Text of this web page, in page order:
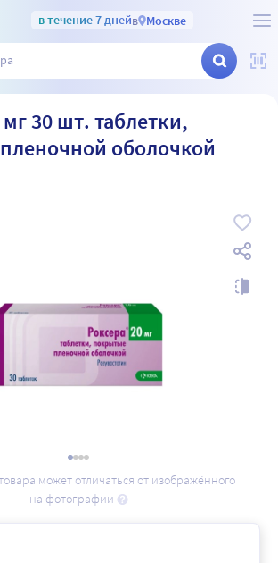
в течение 7 днейв Москве
мг 30 шт. таблетки,
оболочкой
может отличаться от изображённого
на фотографии